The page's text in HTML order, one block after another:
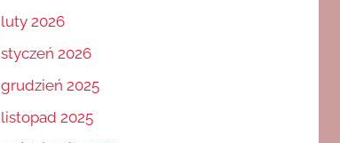
luty 2026
styczeń 2026
grudzień 2025
listopad 2025